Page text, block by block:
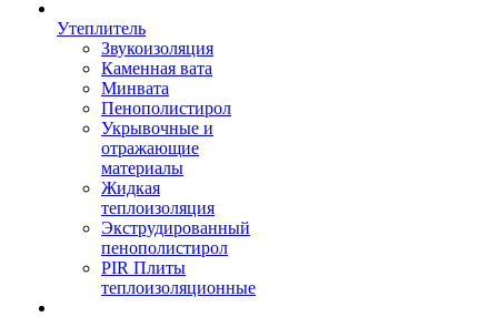
Утеплитель
Звукоизоляция
Каменная вата
Минвата
Пенополистирол
Укрывочные и
отражающие
материалы
Жидкая
теплоизоляция
Экструдированный
пенополистирол
PIR Плиты
теплоизоляционные